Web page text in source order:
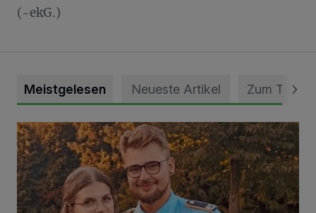
(-ekG.)
Meistgelesen Neueste Artikel Zum Thema
Mit Herzblut die Gemeinschaft leben